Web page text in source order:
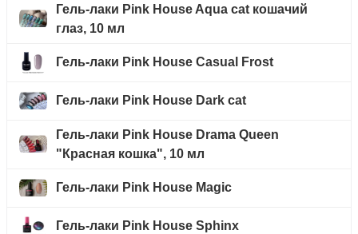
Гель-лаки Pink House Aqua cat кошачий
глаз, 10 мл
Гель-лаки Pink House Casual Frost
Гель-лаки Pink House Dark cat
Гель-лаки Pink House Drama Queen
"Красная кошка", 10 мл
Гель-лаки Pink House Magic
Гель-лаки Pink House Sphinx